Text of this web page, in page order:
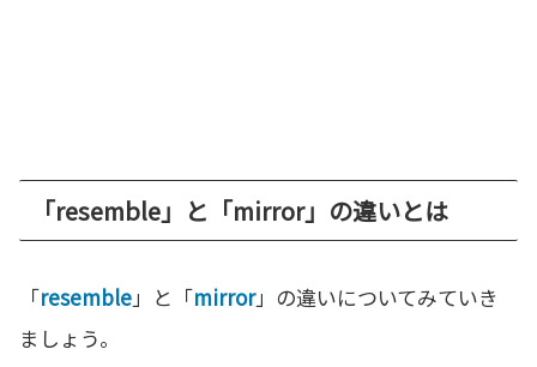
「resemble」と「mirror」の違いとは
「resemble」と「mirror」の違いについてみていき
ましょう。